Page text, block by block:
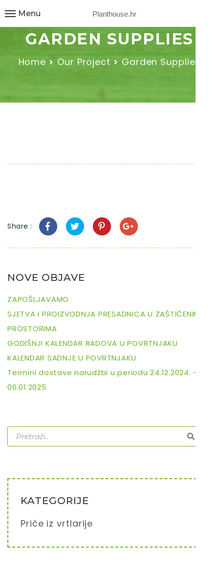
Planthouse.hr
Menu
GARDEN SUPPLIES
Home Our Project Garden Supplies
Share :
NOVE OBJAVE
ZAPOŠLJAVAMO
SJETVA I PROIZVODNJA PRESADNICA U ZAŠTIĆENIM
PROSTORIMA
GODIŠNJI KALENDAR RADOVA U POVRTNJAKU
KALENDAR SADNJE U POVRTNJAKU
Termini dostave narudžbi u periodu 24.12.2024. –
06.01.2025
KATEGORIJE
Priče iz vrtlarije